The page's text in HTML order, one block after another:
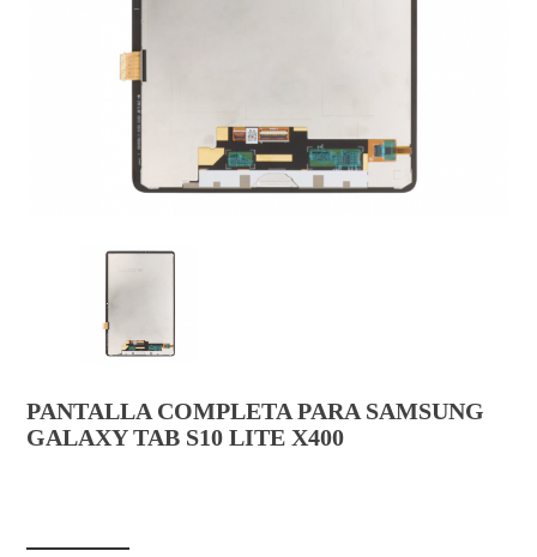
PANTALLA COMPLETA PARA SAMSUNG
GALAXY TAB S10 LITE X400